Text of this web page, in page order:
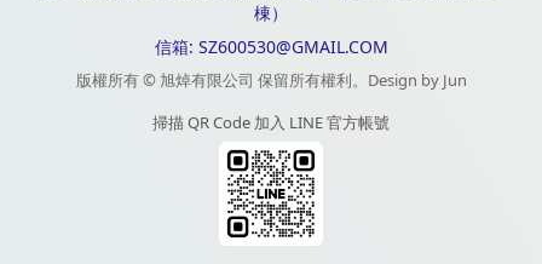
棟）
信箱: SZ600530@GMAIL.COM
版權所有 © 旭焯有限公司 保留所有權利。Design by Jun
掃描 QR Code 加入 LINE 官方帳號